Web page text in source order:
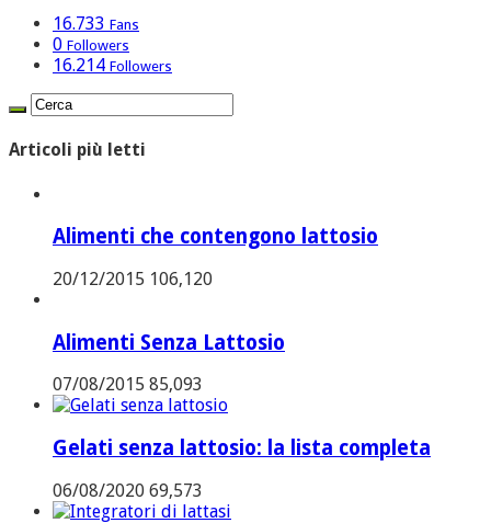
16.733 Fans
0 Followers
16.214 Followers
Articoli più letti
Alimenti che contengono lattosio
20/12/2015 106,120
Alimenti Senza Lattosio
07/08/2015 85,093
Gelati senza lattosio: la lista completa
06/08/2020 69,573